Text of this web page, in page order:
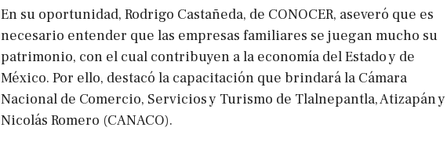
En su oportunidad, Rodrigo Castañeda, de CONOCER, aseveró que es
necesario entender que las empresas familiares se juegan mucho su
patrimonio, con el cual contribuyen a la economía del Estado y de
México. Por ello, destacó la capacitación que brindará la Cámara
Nacional de Comercio, Servicios y Turismo de Tlalnepantla, Atizapán y
Nicolás Romero (CANACO).